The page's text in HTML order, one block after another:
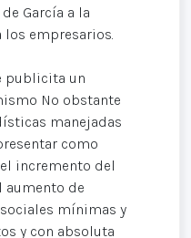
García a la
los empresarios.
publicita un
No obstante
manejadas
como
incremento del
aumento de
mínimas y
y con absoluta